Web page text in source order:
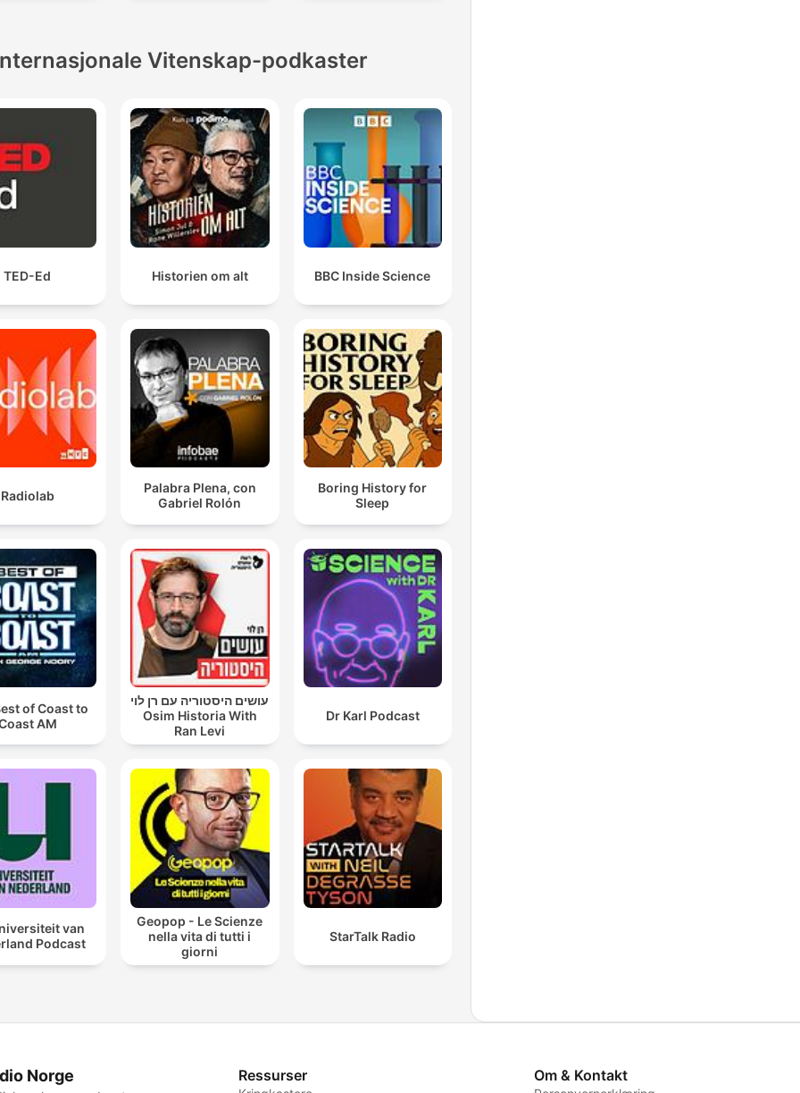
Vitenskap-podkaster
TED-Ed Historien om alt BBC Inside Science
Radiolab
Palabra Plena, con
Gabriel Rolón
Boring History for
Sleep
of Coast to
AM
עושים היסטוריה עם רן לוי
Osim Historia With
Ran Levi
Dr Karl Podcast
van
Podcast
Geopop - Le Scienze
nella vita di tutti i
giorni
StarTalk Radio
Norge Ressurser Om & Kontakt